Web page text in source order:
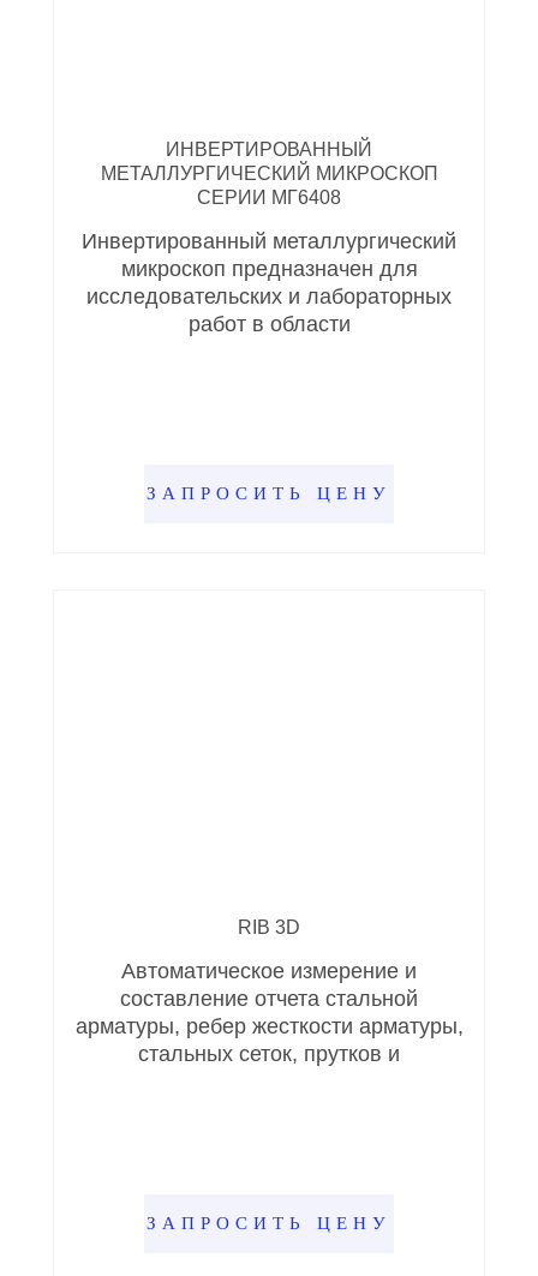
ИНВЕРТИРОВАННЫЙ
МЕТАЛЛУРГИЧЕСКИЙ МИКРОСКОП
СЕРИИ МГ6408
Инвертированный металлургический
микроскоп предназначен для
исследовательских и лабораторных
работ в области
ЗАПРОСИТЬ ЦЕНУ
RIB 3D
Автоматическое измерение и
составление отчета стальной
арматуры, ребер жесткости арматуры,
стальных сеток, прутков и
ЗАПРОСИТЬ ЦЕНУ